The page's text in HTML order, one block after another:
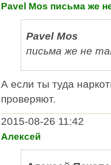
Pavel Mos письма же
Pavel Mos
письма же не
А если ты туда
проверяют.
2015-08-26 11:42
Алексей